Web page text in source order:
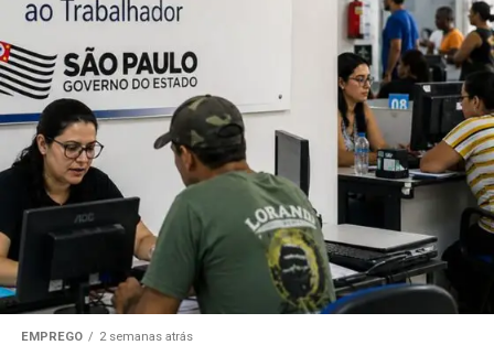
EMPREGO 2 semanas atrás